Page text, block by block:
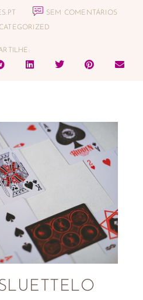
SEM COMENTÁRIOS